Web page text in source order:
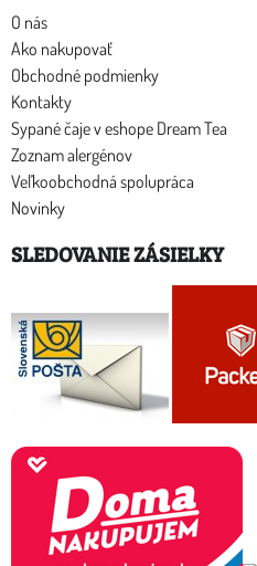
O nás
Ako nakupovať
Obchodné podmienky
Kontakty
Sypané čaje v eshope Dream Tea
Zoznam alergénov
Veľkoobchodná spolupráca
Novinky
SLEDOVANIE ZÁSIELKY